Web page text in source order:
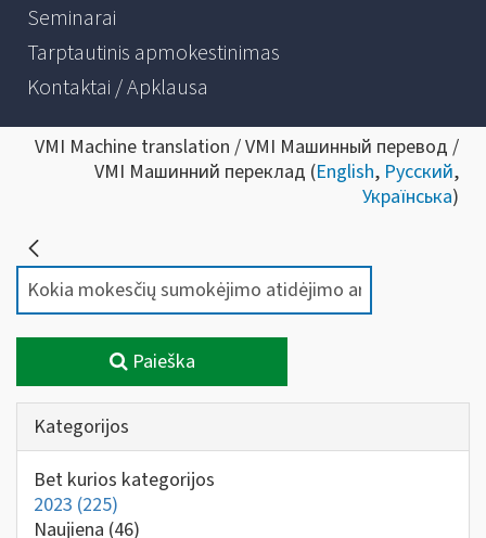
Seminarai
Tarptautinis apmokestinimas
Kontaktai / Apklausa
VMI Machine translation / VMI Машинный перевод /
VMI Машинний переклад (English, Русский,
Українська)
Paieška
Kategorijos
Bet kurios kategorijos
2023 (225)
Naujiena (46)